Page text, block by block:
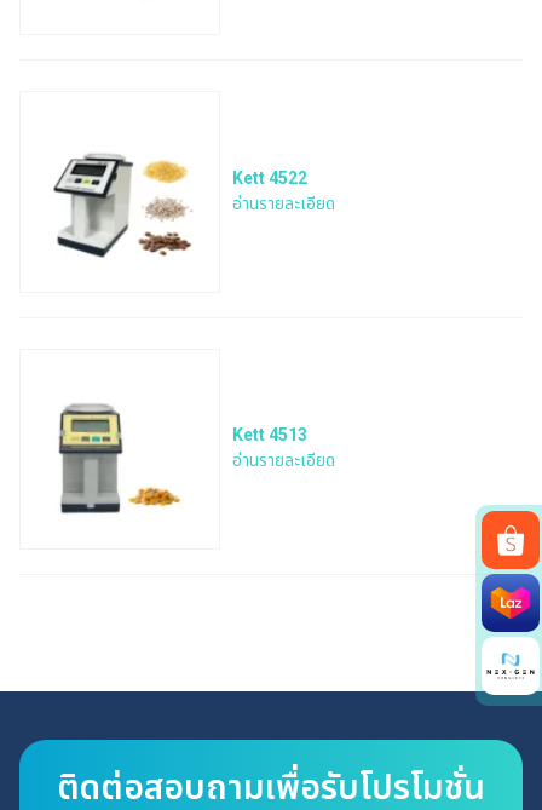
Kett 4522
อ่านรายละเอียด
Kett 4513
อ่านรายละเอียด
ติดต่อสอบถามเพื่อรับโปรโมชั่น